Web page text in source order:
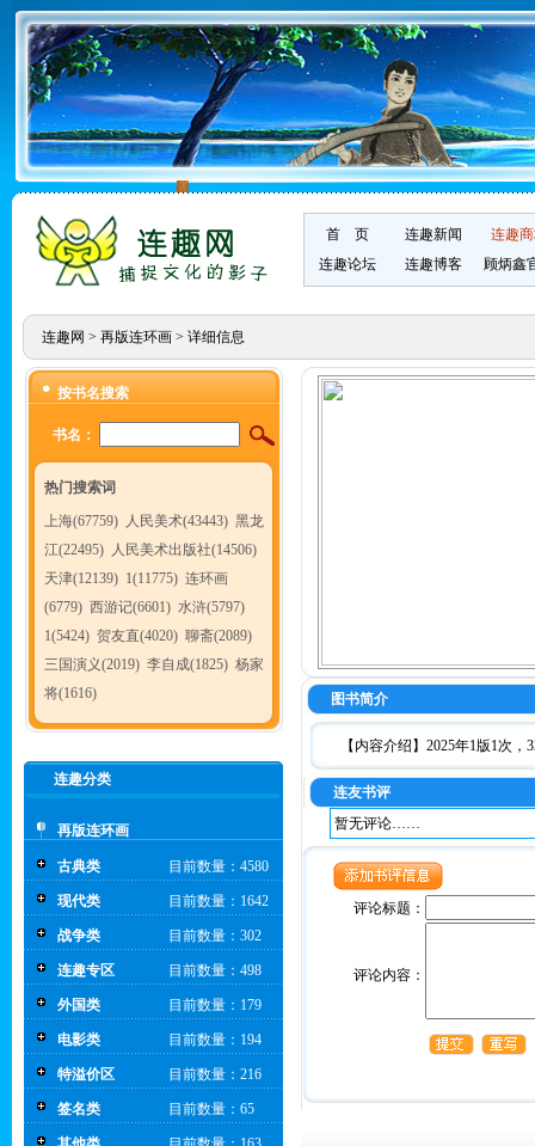
首 页 连趣新闻
连趣
连趣论坛
连趣博客 顾炳鑫
连趣网 > 再版连环画> 详细信息
按书名搜索
书名：
热门搜索词
上海(67759) 人民美术(43443) 黑龙
江(22495) 人民美术出版社(14506)
天津(12139) 1(11775) 连环画
(6779) 西游记(6601) 水浒(5797)
1(5424) 贺友直(4020) 聊斋(2089)
三国演义(2019) 李自成(1825) 杨家
将(1616)
连趣分类
再版连环画
古典类 目前数量：4580
现代类 目前数量：1642
战争类 目前数量：302
连趣专区 目前数量：498
外国类 目前数量：179
电影类 目前数量：194
特溢价区 目前数量：216
签名类 目前数量：65
图书简介
【内容介绍】2025年1版1次，
连友书评
暂无评论……
评论标题：
评论内容：